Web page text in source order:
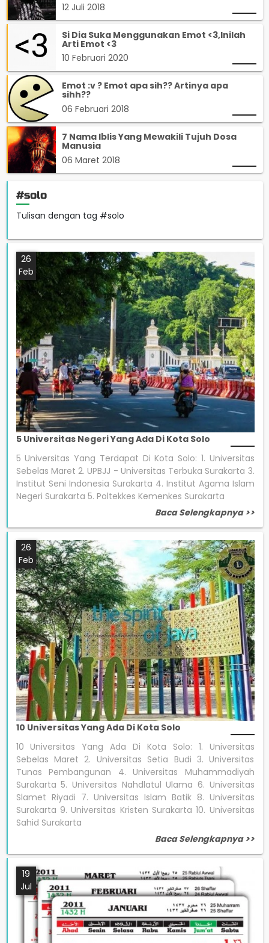
12 Juli 2018
Si Dia Suka Menggunakan Emot <3,Inilah
Arti Emot <3
10 Februari 2020
Emot :v ? Emot apa sih?? Artinya apa
sihh??
06 Februari 2018
7 Nama Iblis Yang Mewakili Tujuh Dosa
Manusia
06 Maret 2018
#solo
Tulisan dengan tag #solo
26
Feb
5 Universitas Negeri Yang Ada Di Kota Solo
5 Universitas Yang Terdapat Di Kota Solo: 1. Universitas
Sebelas Maret 2. UPBJJ - Universitas Terbuka Surakarta 3.
Institut Seni Indonesia Surakarta 4. Institut Agama Islam
Negeri Surakarta 5. Poltekkes Kemenkes Surakarta
Baca Selengkapnya >>
26
Feb
10 Universitas Yang Ada Di Kota Solo
10 Universitas Yang Ada Di Kota Solo: 1. Universitas
Sebelas Maret 2. Universitas Setia Budi 3. Universitas
Tunas Pembangunan 4. Universitas Muhammadiyah
Surakarta 5. Universitas Nahdlatul Ulama 6. Universitas
Slamet Riyadi 7. Universitas Islam Batik 8. Universitas
Surakarta 9. Universitas Kristen Surakarta 10. Universitas
Sahid Surakarta
Baca Selengkapnya >>
19
Jul